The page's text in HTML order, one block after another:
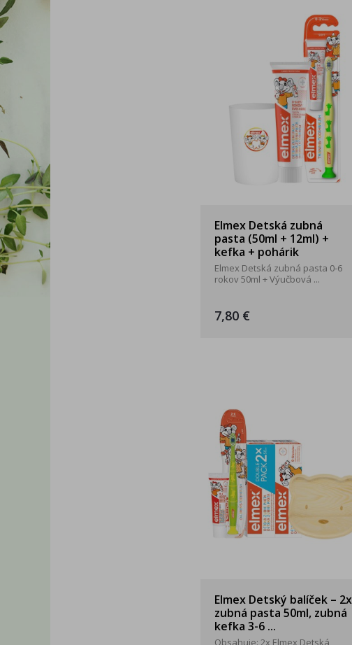
Elmex Detská zubná
pasta (50ml + 12ml) +
kefka + pohárik
Elmex Detská zubná pasta 0-6
rokov 50ml + Výučbová ...
7,80 €
Elmex Detský balíček – 2x
zubná pasta 50ml, zubná
kefka 3-6 ...
Obsahuje: 2x Elmex Detská